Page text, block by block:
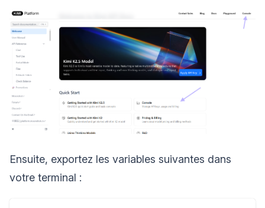
Ensuite, exportez les variables suivantes dans
votre terminal :